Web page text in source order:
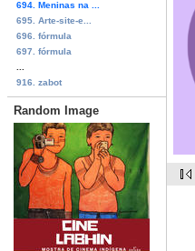
694. Meninas na ...
695. Arte-site-e...
696. fórmula
697. fórmula
916. zabot
Random Image